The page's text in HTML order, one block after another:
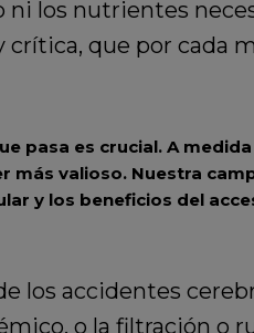
los nutrientes
que por cada
pasa es crucial. A
más valioso. Nuestra
y los beneficios del
los accidentes
o la filtración o